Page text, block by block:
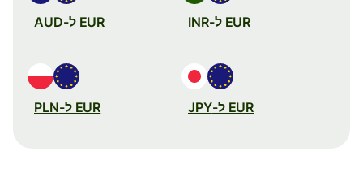
EUR ל-INR EUR ל-AUD
EUR ל-JPY EUR ל-PLN